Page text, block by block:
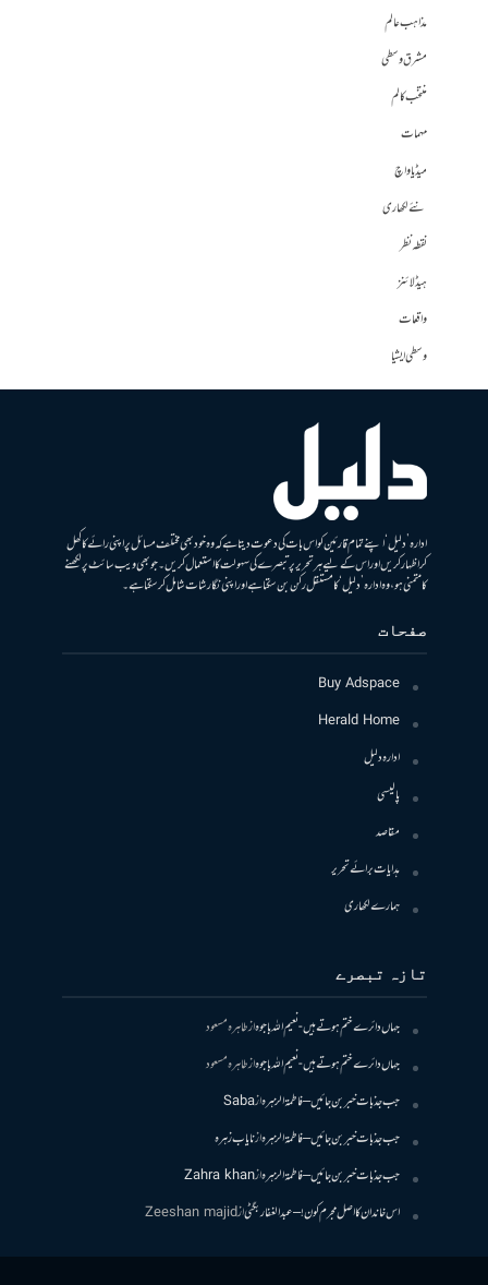
مذاہب عالم
مشرق وسطی
منتخب کالم
مہمات
میڈیا واچ
نئے لکھاری
نقطہ نظر
ہیڈلائنز
واقعات
وسطی ایشیا
ادارہ ’دلیل‘ اپنے تمام قارئین کو اس بات کی دعوت دیتا ہے کہ وہ خود بھی مختلف مسائل پر اپنی رائے کا کھل
کر اظہار کریں اور اس کے لیے ہر تحریر پر تبصرے کی سہولت کا استعمال کریں۔ جو بھی ویب سائٹ پر لکھنے
کا متمنی ہو، وہ ادارہ ’دلیل‘ کا مستقل رکن بن سکتا ہے اور اپنی نگارشات شامل کرسکتا ہے۔
صفحات
Buy Adspace
Herald Home
ادارہ دلیل
پالیسی
مقاصد
ہدایات برائے تحریر
ہمارے لکھاری
تازہ تبصرے
جہاں دائرے ختم ہوتے ہیں- نعیم اللہ باجوہازطاہرہ مسعود
جہاں دائرے ختم ہوتے ہیں- نعیم اللہ باجوہازطاہرہ مسعود
جب جذبات خبر بن جائیں – فاطمۃالزہرہازSaba
جب جذبات خبر بن جائیں – فاطمۃالزہرہازنایاب زہرہ
جب جذبات خبر بن جائیں – فاطمۃالزہرہازZahra khan
اس خاندان کا اصل مجرم کون! – عبدالغفار بگٹیازZeeshan majid